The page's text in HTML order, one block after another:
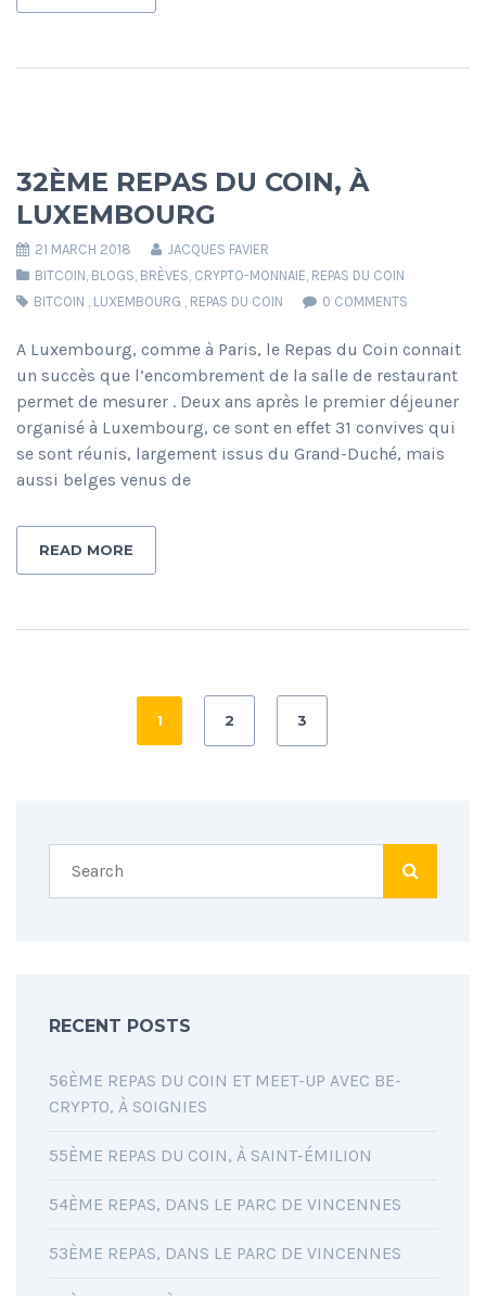
32ÈME REPAS DU COIN, À
LUXEMBOURG
21 MARCH 2018
JACQUES FAVIER
BITCOIN, BLOGS, BRÈVES, CRYPTO-MONNAIE, REPAS DU COIN
BITCOIN , LUXEMBOURG , REPAS DU COIN 0 COMMENTS
A Luxembourg, comme à Paris, le Repas du Coin connait
un succès que l’encombrement de la salle de restaurant
permet de mesurer . Deux ans après le premier déjeuner
organisé à Luxembourg, ce sont en effet 31 convives qui
se sont réunis, largement issus du Grand-Duché, mais
aussi belges venus de
READ MORE
1 2 3
RECENT POSTS
56ÈME REPAS DU COIN ET MEET-UP AVEC BE-
CRYPTO, À SOIGNIES
55ÈME REPAS DU COIN, À SAINT-ÉMILION
54ÈME REPAS, DANS LE PARC DE VINCENNES
53ÈME REPAS, DANS LE PARC DE VINCENNES